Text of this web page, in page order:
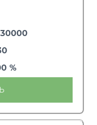
30000
%